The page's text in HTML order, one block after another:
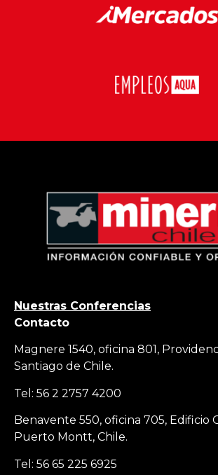
Nuestras Conferencias
Contacto
Magnere 1540, oficina 801,
Santiago de Chile.
Tel: 56 2 2757 4200
Benavente 550, oficina 705, Edificio
Puerto Montt, Chile.
Tel: 56 65 225 6925